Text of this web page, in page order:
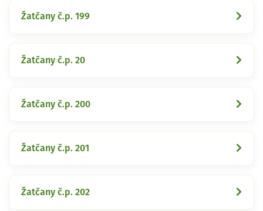
Žatčany č.p. 199
Žatčany č.p. 20
Žatčany č.p. 200
Žatčany č.p. 201
Žatčany č.p. 202